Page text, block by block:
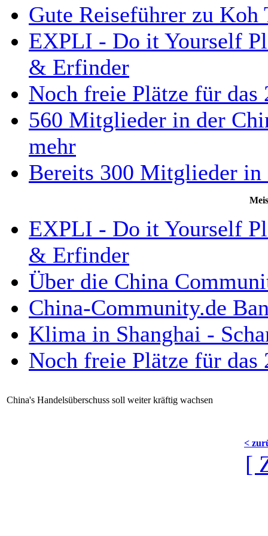
Gute Reiseführer zu Koh
EXPLI - Do it Yourself
& Erfinder
Noch freie Plätze für das
560 Mitglieder in der
mehr
Bereits 300 Mitglieder
EXPLI - Do it Yourself
& Erfinder
Über die China
China-Community.de
Klima in Shanghai -
Noch freie Plätze für das
China's Handelsüberschuss soll weiter kräftig wachsen
<
[